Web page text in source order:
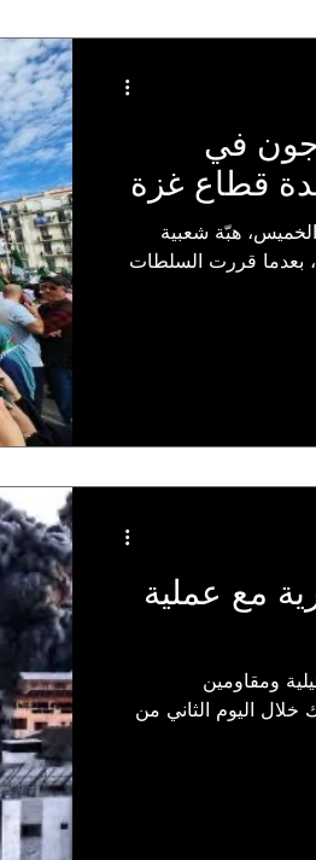
في
قطاع غزة
هبّة شعبية
بعدما قررت السلطات
مع عملية
ومقاومين
خلال اليوم الثاني من